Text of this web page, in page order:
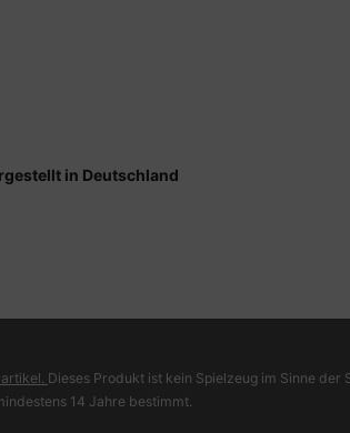
in Deutschland
Dieses Produkt ist kein Spielzeug im Sinne
14 Jahre bestimmt.